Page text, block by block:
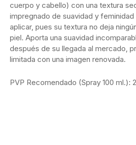
cuerpo y cabello) con una textura
impregnado de suavidad y
aplicar, pues su textura no deja
piel. Aporta una suavidad
después de su llegada al mercado,
limitada con una imagen renovada.
PVP Recomendado (Spray 100 ml.):